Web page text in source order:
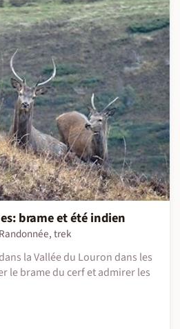
brame et été indien
Randonnée, trek
la Vallée du Louron dans les
le brame du cerf et admirer les